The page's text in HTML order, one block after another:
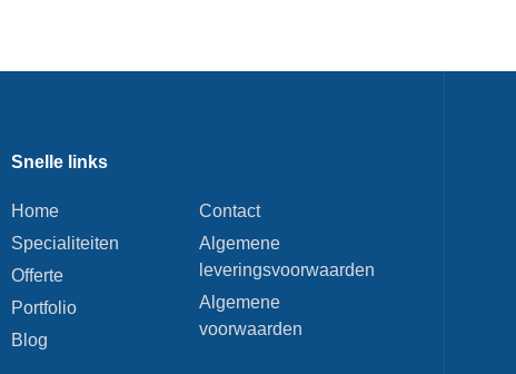
Snelle links
Home
Specialiteiten
Offerte
Portfolio
Blog
Contact
Algemene
leveringsvoorwaarden
Algemene
voorwaarden